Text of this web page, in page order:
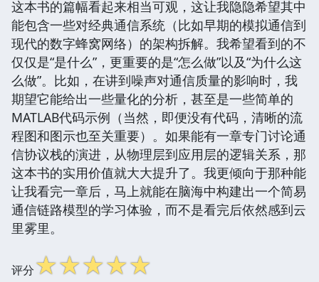
这本书的篇幅看起来相当可观，这让我隐隐希望其中
能包含一些对经典通信系统（比如早期的模拟通信到
现代的数字蜂窝网络）的架构拆解。我希望看到的不
仅仅是“是什么”，更重要的是“怎么做”以及“为什么这
么做”。比如，在讲到噪声对通信质量的影响时，我
期望它能给出一些量化的分析，甚至是一些简单的
MATLAB代码示例（当然，即便没有代码，清晰的流
程图和图示也至关重要）。如果能有一章专门讨论通
信协议栈的演进，从物理层到应用层的逻辑关系，那
这本书的实用价值就大大提升了。我更倾向于那种能
让我看完一章后，马上就能在脑海中构建出一个简易
通信链路模型的学习体验，而不是看完后依然感到云
里雾里。
评分☆☆☆☆☆